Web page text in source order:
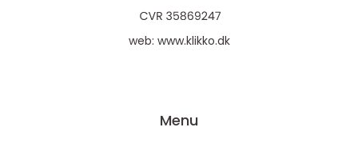
web: www.klikko.dk
Menu